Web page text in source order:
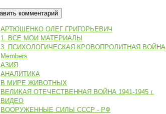
АРТЮШЕНКО ОЛЕГ ГРИГОРЬЕВИЧ
1. ВСЕ МОИ МАТЕРИАЛЫ
3. ПСИХОЛОГИЧЕСКАЯ КРОВОПРОЛИТНАЯ ВОЙНА
Members
АЗИЯ
АНАЛИТИКА
В МИРЕ ЖИВОТНЫХ
ВЕЛИКАЯ ОТЕЧЕСТВЕННАЯ ВОЙНА 1941-1945 г.
ВИДЕО
ВООРУЖЕННЫЕ СИЛЫ СССР - РФ